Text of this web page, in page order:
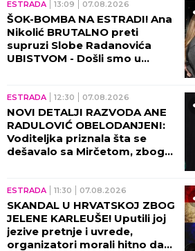
ESTRADA 13:09 07.08.2026
ŠOK-BOMBA NA ESTRADI! Ana
Nikolić BRUTALNO preti
supruzi Slobe Radanovića
UBISTVOM - Došli smo u
ESTRADA 12:30 07.08.2026
NOVI DETALJI RAZVODA ANE
RADULOVIĆ OBELODANJENI:
Voditeljka priznala šta se
dešavalo sa Mirčetom, zbog
ESTRADA 11:30 07.08.2026
SKANDAL U HRVATSKOJ ZBOG
JELENE KARLEUŠE! Uputili joj
jezive pretnje i uvrede,
organizatori morali hitno da